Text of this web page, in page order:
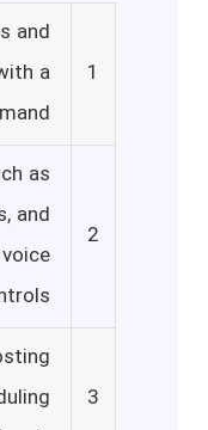
1
and
a
2
as
and
3